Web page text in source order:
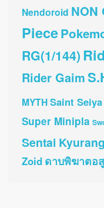
Nendoroid NON
Piece
RG(1/144)
Rider Gaim
MYTHSaint Seiya
Super Minipla
Sentai
Zoid ดาบพิฆาตอ